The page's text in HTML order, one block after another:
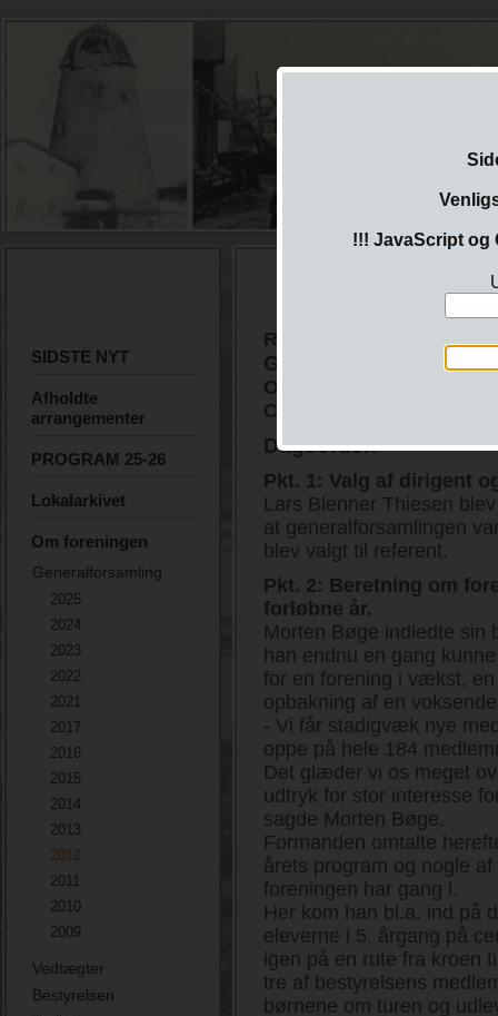
SIDSTE NYT
Afholdte
arrangementer
PROGRAM 25-26
Lokalarkivet
Om foreningen
Generalforsamling
2025
2024
2023
2022
2021
2017
2016
2015
2014
2013
2012
2011
2010
2009
Vedtægter
Bestyrelsen
!!! JavaScript og
REFERAT fra
Generalforsamling
Onsdag 22. februar
Centralskole
Dagsorden
Pkt. 1: Valg af dirigent
Lars Blenner Thiesen
at generalforsamlingen
blev valgt til referent.
Pkt. 2: Beretning om
forløbne år.
Morten Bøge indledte sin
han endnu en gang
for en forening i vækst,
opbakning af en
- Vi får stadigvæk nye
oppe på hele 184
Det glæder vi os meget
udtryk for stor interesse
sagde Morten Bøge.
Formanden omtalte
årets program og nogle
foreningen har gang i.
Her kom han bl.a. ind på
eleverne i 5. årgang på
igen på en rute fra kroen
tre af bestyrelsens
børnene om turen og